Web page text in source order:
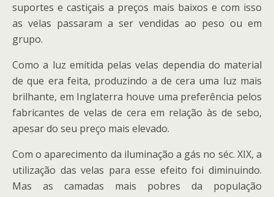
suportes e castiçais a preços mais baixos e com isso
as velas passaram a ser vendidas ao peso ou em
grupo.
Como a luz emitida pelas velas dependia do material
de que era feita, produzindo a de cera uma luz mais
brilhante, em Inglaterra houve uma preferência pelos
fabricantes de velas de cera em relação às de sebo,
apesar do seu preço mais elevado.
Com o aparecimento da iluminação a gás no séc. XIX, a
utilização das velas para esse efeito foi diminuindo.
Mas as camadas mais pobres da população